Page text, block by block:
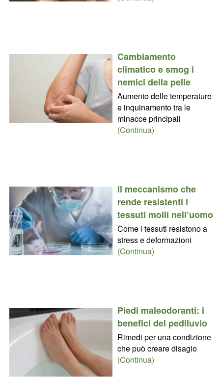
Cambiamento
climatico e smog i
nemici della pelle
Aumento delle temperature
e inquinamento tra le
minacce principali
(Continua)
Il meccanismo che
rende resistenti i
tessuti molli nell’uomo
Come i tessuti resistono a
stress e deformazioni
(Continua)
Piedi maleodoranti: i
benefici del pediluvio
Rimedi per una condizione
che può creare disagio
(Continua)